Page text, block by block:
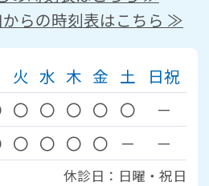
らの時刻表はこちら ≫
休診日：日曜・祝日
火 水 木 金 土
日祝
〇 〇 〇 〇 〇
－
〇 〇 〇 〇 － －